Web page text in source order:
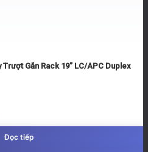
Trượt Gắn Rack 19” LC/APC Duplex
Đọc tiếp